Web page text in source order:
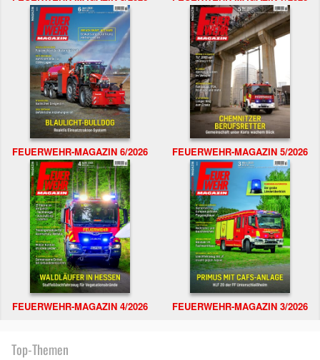
FEUERWEHR-MAGAZIN 6/2026 FEUERWEHR-MAGAZIN 5/2026
FEUERWEHR-MAGAZIN 4/2026 FEUERWEHR-MAGAZIN 3/2026
Top-Themen